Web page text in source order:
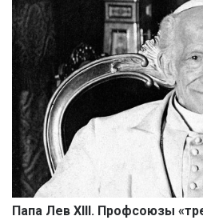
Папа Лев XIII. Профсоюзы